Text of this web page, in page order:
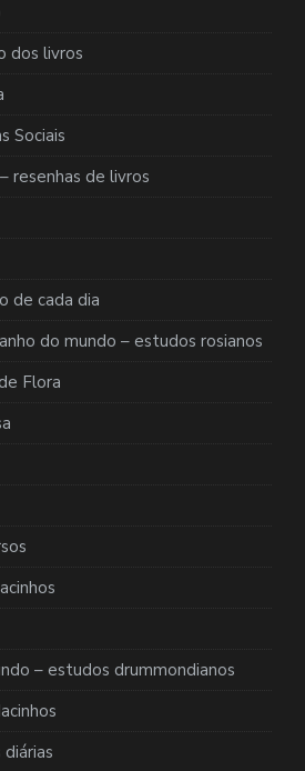
dos livros
Sociais
resenhas de livros
de cada dia
do mundo – estudos rosianos
Flora
– estudos drummondianos